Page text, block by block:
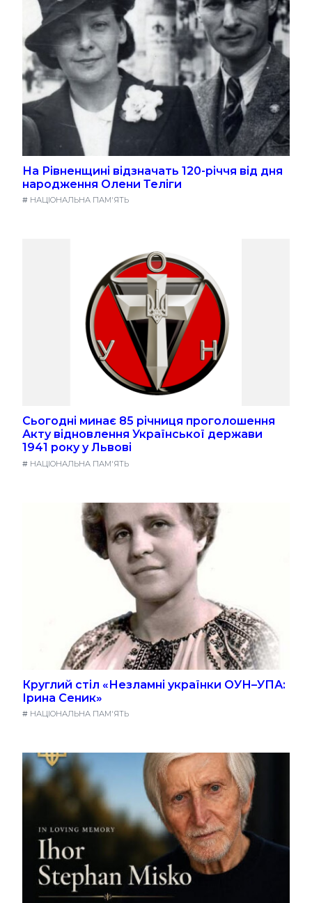
На Рівненщині відзначать 120-річчя від дня
народження Олени Теліги
# НАЦІОНАЛЬНА ПАМ'ЯТЬ
Сьогодні минає 85 річниця проголошення
Акту відновлення Української держави
1941 року у Львові
# НАЦІОНАЛЬНА ПАМ'ЯТЬ
Круглий стіл «Незламні українки ОУН–УПА:
Ірина Сеник»
# НАЦІОНАЛЬНА ПАМ'ЯТЬ